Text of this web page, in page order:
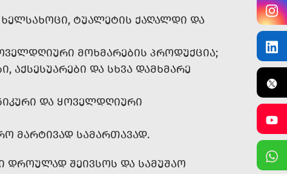
ᲢᲣᲐᲚᲔᲢᲘᲡ ᲥᲐᲦᲐᲚᲓᲘ ᲓᲐ
ᲛᲝᲮᲛᲐᲠᲔᲑᲘᲡ ᲞᲠᲝᲓᲣᲥᲪᲘᲐ;
ᲐᲥᲡᲔᲡᲣᲐᲠᲔᲑᲘ ᲓᲐ ᲡᲮᲕᲐ ᲓᲐᲛᲮᲛᲐᲠᲔ
ᲓᲐ ᲧᲝᲕᲔᲚᲓᲦᲘᲣᲠᲘ
ᲛᲐᲠᲢᲘᲕᲐᲓ ᲡᲐᲛᲐᲠᲗᲐᲕᲐᲓ.
ᲓᲠᲝᲣᲚᲐᲓ ᲨᲔᲘᲕᲡᲝᲡ ᲓᲐ ᲡᲐᲛᲣᲨᲐᲝ